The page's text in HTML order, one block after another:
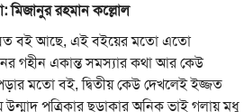
মিজানুররহমানকল্লোল
যত বই আছে, এই বইয়ের মতো এতো
গহীন একান্ত সমস্যার কথা আর কেউ
মতো বই, দ্বিতীয় কেউ দেখলেই ইজ্জত
উন্মাদ পত্রিকার ছড়াকার অনিক ভাই গলায় মধু